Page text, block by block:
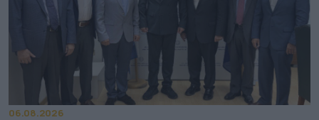
06.08.2026